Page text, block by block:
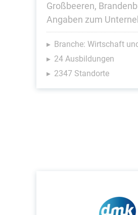
Großbeeren,
Angaben zum
Branche: Wirtschaft
24 Ausbildungen
2347 Standorte